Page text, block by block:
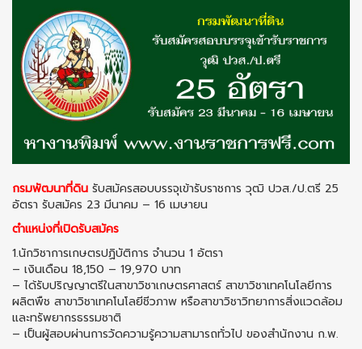
กรมพัฒนาที่ดิน รับสมัครสอบบรรจุเข้ารับราชการ วุฒิ ปวส./ป.ตรี 25
อัตรา รับสมัคร 23 มีนาคม – 16 เมษายน
ตำแหน่งที่เปิดรับสมัคร
1.นักวิชาการเกษตรปฏิบัติการ จำนวน 1 อัตรา
– เงินเดือน 18,150 – 19,970 บาท
– ได้รับปริญญาตรีในสาขาวิชาเกษตรศาสตร์ สาขาวิชาเทคโนโลยีการ
ผลิตพืช สาขาวิชาเทคโนโลยีชีวภาพ หรือสาขาวิชาวิทยาการสิ่งแวดล้อม
และทรัพยากรธรรมชาติ
– เป็นผู้สอบผ่านการวัดความรู้ความสามารถทั่วไป ของสำนักงาน ก.พ.